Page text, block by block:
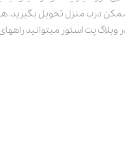
درب منزل تحویل بگیرید.
وبلاگ پت استور میتوانید